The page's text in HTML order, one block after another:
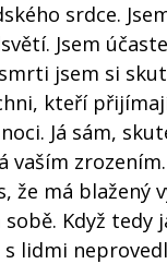
srdce.
Jsem
jsem si
kteří
Já sám,
že má blažený
Když tedy
lidmi